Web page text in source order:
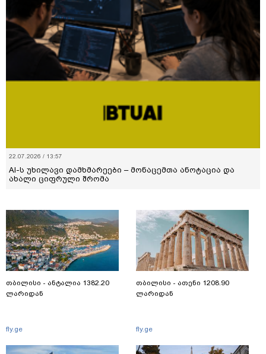
22.07.2026 / 13:57
AI-ს უხილავი დამხმარეები – მონაცემთა ანოტაცია და
ახალი ციფრული შრომა
თბილისი - ანტალია 1382.20
ლარიდან
fly.ge
თბილისი - ათენი 1208.90
ლარიდან
fly.ge